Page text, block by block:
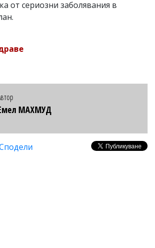
от сериозни заболявания в
МАХМУД